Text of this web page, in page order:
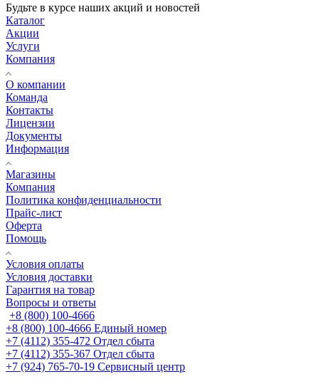
Будьте в курсе наших акций и новостей
Каталог
Акции
Услуги
Компания
О компании
Команда
Контакты
Лицензии
Документы
Информация
Магазины
Компания
Политика конфиденциальности
Прайс-лист
Оферта
Помощь
Условия оплаты
Условия доставки
Гарантия на товар
Вопросы и ответы
+8 (800) 100-4666
+8 (800) 100-4666 Единый номер
+7 (4112) 355-472 Отдел сбыта
+7 (4112) 355-367 Отдел сбыта
+7 (924) 765-70-19 Сервисный центр